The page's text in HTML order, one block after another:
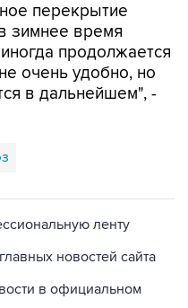
перекрытие
зимнее время
продолжается
очень удобно, но
в дальнейшем", -
ленту
новостей сайта
в официальном